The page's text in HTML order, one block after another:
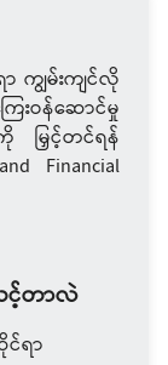
ကျွမ်းကျင်လို
ဝန်ဆောင်မှု
မြှင့်တင်ရန်
Financial
င့်တာလဲ
ရာ